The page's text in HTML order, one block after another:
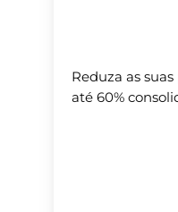
Reduza as
até 60%